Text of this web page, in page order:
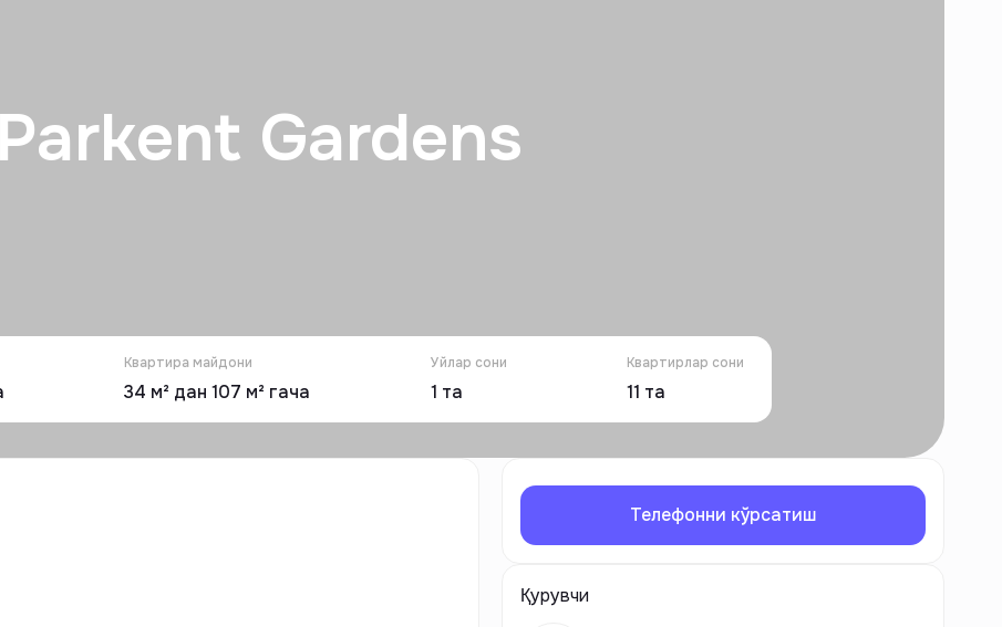
Parkent Gardens
Квартира майдони
34 м² дан 107 м² гача
Уйлар сони
1 та
Квартирлар сони
11 та
Телефонни кўрсатиш
Қурувчи